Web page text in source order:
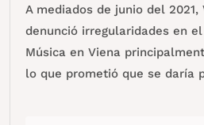
A mediados de junio del 2021,
denunció irregularidades en
Música en Viena
lo que prometió que se daría